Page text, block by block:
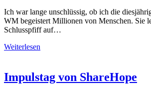
Ich war lange unschlüssig, ob ich die
WM begeistert Millionen von Menschen. Sie
Schlusspfiff auf…
Weiterlesen
Impulstag von ShareHope